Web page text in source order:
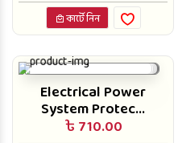
কার্টে নিন
Electrical Power
System Protec...
৳ 710.00